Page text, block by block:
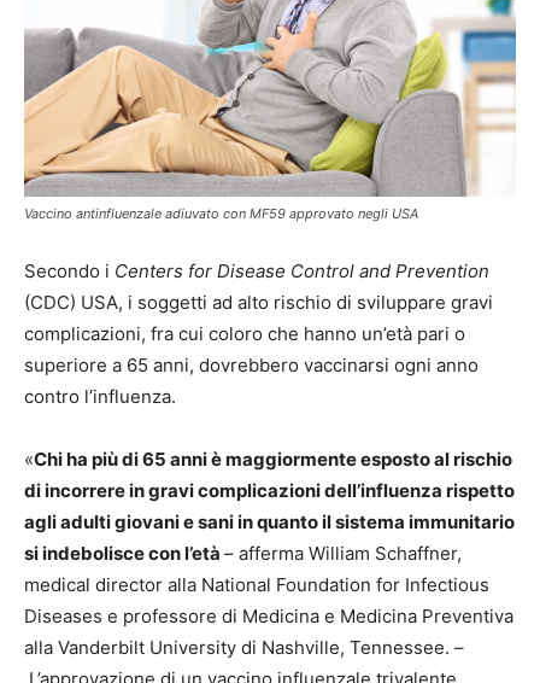
Vaccino antinfluenzale adiuvato con MF59 approvato negli USA
Secondo i Centers for Disease Control and Prevention
(CDC) USA, i soggetti ad alto rischio di sviluppare gravi
complicazioni, fra cui coloro che hanno un’età pari o
superiore a 65 anni, dovrebbero vaccinarsi ogni anno
contro l’influenza.
«Chi ha più di 65 anni è maggiormente esposto al rischio
di incorrere in gravi complicazioni dell’influenza rispetto
agli adulti giovani e sani in quanto il sistema immunitario
si indebolisce con l’età – afferma William Schaffner,
medical director alla National Foundation for Infectious
Diseases e professore di Medicina e Medicina Preventiva
alla Vanderbilt University di Nashville, Tennessee. –